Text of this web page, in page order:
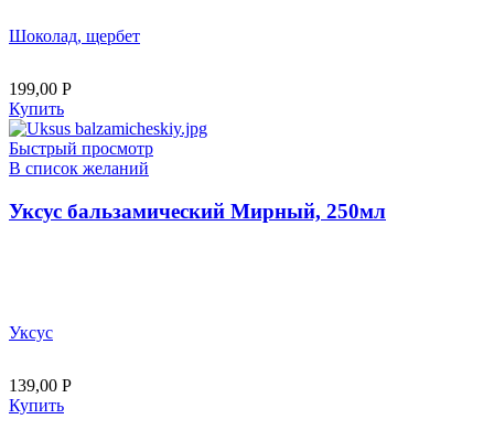
Шоколад, щербет
199,00 Р
Купить
Быстрый просмотр
В список желаний
Уксус бальзамический Мирный, 250мл
Уксус
139,00 Р
Купить